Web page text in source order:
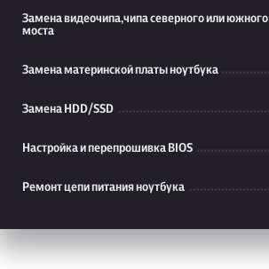
Замена видеочипа,чипа северного или южного
моста
Замена материнской платы ноутбука
Замена HDD/SSD
Настройка и перепрошивка BIOS
Ремонт цепи питания ноутбука